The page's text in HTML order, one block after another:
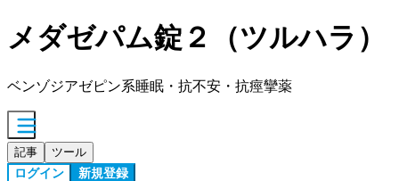
メダゼパム錠２（ツルハラ）
ベンゾジアゼピン系睡眠・抗不安・抗痙攣薬
記事 ツール
ログイン 新規登録